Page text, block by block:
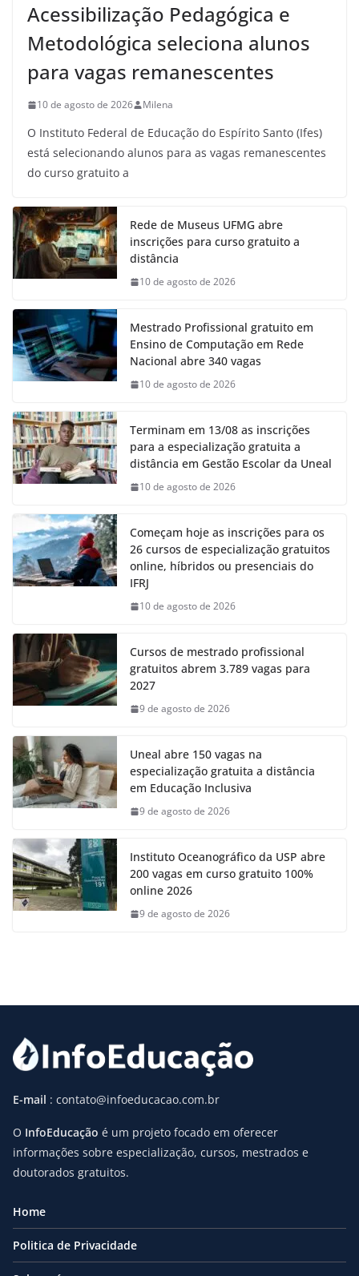
Acessibilização Pedagógica e
Metodológica seleciona alunos
para vagas remanescentes
10 de agosto de 2026 Milena
O Instituto Federal de Educação do Espírito Santo (Ifes)
está selecionando alunos para as vagas remanescentes
do curso gratuito a
Rede de Museus UFMG abre
inscrições para curso gratuito a
distância
10 de agosto de 2026
Mestrado Profissional gratuito em
Ensino de Computação em Rede
Nacional abre 340 vagas
10 de agosto de 2026
Terminam em 13/08 as inscrições
para a especialização gratuita a
distância em Gestão Escolar da Uneal
10 de agosto de 2026
Começam hoje as inscrições para os
26 cursos de especialização gratuitos
online, híbridos ou presenciais do
IFRJ
10 de agosto de 2026
Cursos de mestrado profissional
gratuitos abrem 3.789 vagas para
2027
9 de agosto de 2026
Uneal abre 150 vagas na
especialização gratuita a distância
em Educação Inclusiva
9 de agosto de 2026
Instituto Oceanográfico da USP abre
200 vagas em curso gratuito 100%
online 2026
9 de agosto de 2026
E-mail : contato@infoeducacao.com.br
O InfoEducação é um projeto focado em oferecer
informações sobre especialização, cursos, mestrados e
doutorados gratuitos.
Home
Politica de Privacidade